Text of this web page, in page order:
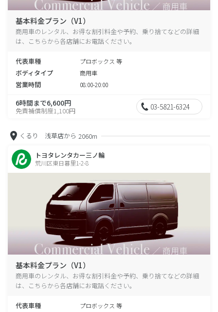
基本料金プラン（V1）
商用車のレンタル、お得な割引料金や予約、乗り捨てなどの詳細
は、こちらから各店舗にお電話ください。
代表車種 プロボックス 等
ボディタイプ 商用車
営業時間 08:00-20:00
6時間まで6,600円
免責補償制度1,100円 03-5821-6324
くるり 浅草店から 2060m
トヨタレンタカー三ノ輪
荒川区東日暮里1-2-8
基本料金プラン（V1）
商用車のレンタル、お得な割引料金や予約、乗り捨てなどの詳細
は、こちらから各店舗にお電話ください。
代表車種 プロボックス 等